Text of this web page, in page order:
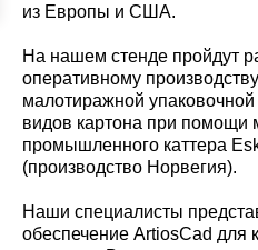
из Европы и США.
На нашем стенде пройдут
оперативному
малотиражной
видов картона при помощи
промышленного каттера
(производство Норвегия).
Наши специалисты
обеспечение ArtiosСad для